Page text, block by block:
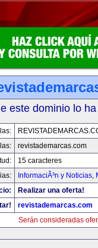
este dominio lo
revistademarcas.com
15 caracteres
InformaciÃ³n y Noticias,
Realizar una oferta!
revistademarcas.com
Serán consideradas